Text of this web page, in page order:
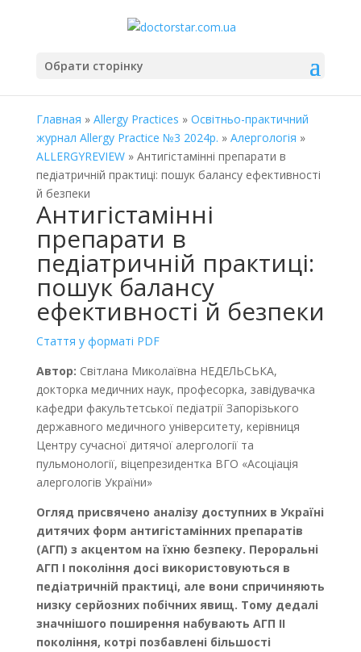
Обрати сторінку
Главная » Allergy Practices » Освітньо-практичний
журнал Allergy Practice №3 2024р. » Алергологія »
ALLERGYREVIEW» Антигістамінні препарати в
педіатричній практиці: пошук балансу ефективності
й безпеки
Антигістамінні
препарати в
педіатричній практиці:
пошук балансу
ефективності й безпеки
Стаття у форматі PDF
Автор: Світлана Миколаївна НЕДЕЛЬСЬКА,
докторка медичних наук, професорка, завідувачка
кафедри факультетської педіатрії Запорізького
державного медичного університету, керівниця
Центру сучасної дитячої алергології та
пульмонології, віцепрезидентка ВГО «Асоціація
алергологів України»
Огляд присвячено аналізу доступних в Україні
дитячих форм антигістамінних препаратів
(АГП) з акцентом на їхню безпеку. Пероральні
АГП I покоління досі використовуються в
педіатричній практиці, але вони спричиняють
низку серйозних побічних явищ. Тому дедалі
значнішого поширення набувають АГП II
покоління, котрі позбавлені більшості